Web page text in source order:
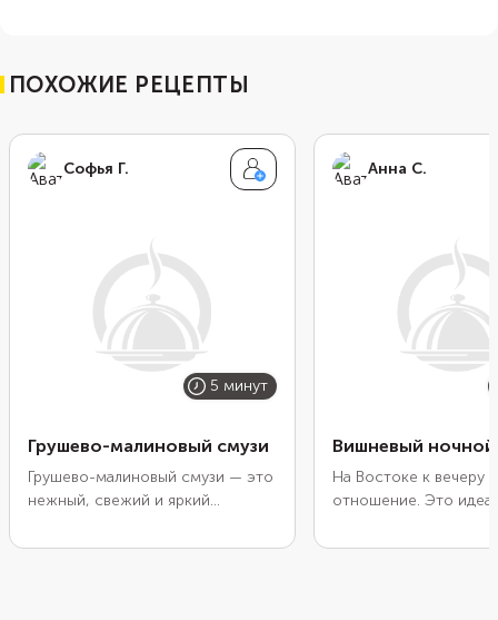
ПОХОЖИЕ РЕЦЕПТЫ
Софья Г.
5 минут
Грушево-малиновый смузи
Грушево-малиновый смузи — это
нежный, свежий и яркий
груши встречается с лёгкой
Анна С.
Вишневый ночной
На Востоке к вечеру
отношение. Это
замедлиться,